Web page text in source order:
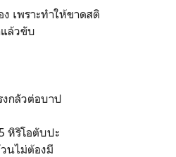
เพราะทำให้ขาดสติ
ล้วขับ
งกลัวต่อบาป
หิริโอตับปะ
นไม่ต้องมี